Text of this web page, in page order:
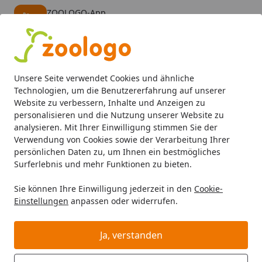
Unsere Seite verwendet Cookies und ähnliche
Technologien, um die Benutzererfahrung auf unserer
Website zu verbessern, Inhalte und Anzeigen zu
personalisieren und die Nutzung unserer Website zu
analysieren. Mit Ihrer Einwilligung stimmen Sie der
Verwendung von Cookies sowie der Verarbeitung Ihrer
persönlichen Daten zu, um Ihnen ein bestmögliches
Surferlebnis und mehr Funktionen zu bieten.
Sie können Ihre Einwilligung jederzeit in den Cookie-
Einstellungen anpassen oder widerrufen.
Ja, verstanden
ZOOLOGO-App
Alle Produkte
Mein Konto
Suchen
Startseite
Aquaristik Aquariumpflanzen Vordergrundpflanzen
Bucephalandra sp. Serimbu 'braun'
In-Vitro